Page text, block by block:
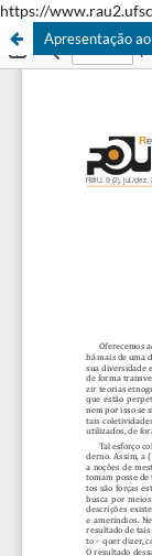
https://
Apresentação